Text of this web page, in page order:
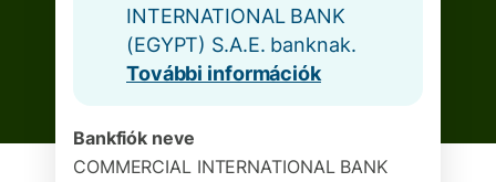
INTERNATIONAL BANK
(EGYPT) S.A.E. banknak.
További információk
Bankfiók neve
COMMERCIAL INTERNATIONAL BANK